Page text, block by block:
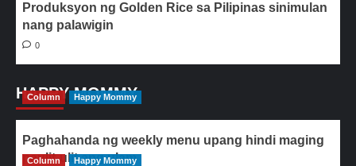
Produksyon ng Golden Rice sa Pilipinas sinimulan
nang palawigin
0
HAPPY MOMMY
Column Happy Mommy
Paghahanda ng weekly menu upang hindi maging
paulit-ulit ang ulam
Column Happy Mommy